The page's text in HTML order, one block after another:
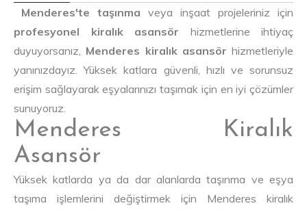
Menderes'te taşınma veya inşaat projeleriniz için
profesyonel kiralık asansör hizmetlerine ihtiyaç
duyuyorsanız, Menderes kiralık asansör hizmetleriyle
yanınızdayız. Yüksek katlara güvenli, hızlı ve sorunsuz
erişim sağlayarak eşyalarınızı taşımak için en iyi çözümler
sunuyoruz.
Menderes Kiralık
Asansör
Yüksek katlarda ya da dar alanlarda taşınma ve eşya
taşıma işlemlerini değiştirmek için Menderes kiralık